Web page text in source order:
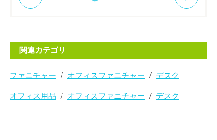
関連カテゴリ
ファニチャー オフィスファニチャー デスク
オフィス用品 オフィスファニチャー デスク